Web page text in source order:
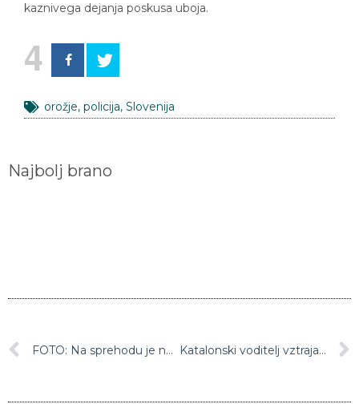
kaznivega dejanja poskusa uboja.
4
orožje, policija, Slovenija
Najbolj brano
FOTO: Na sprehodu je naš bralec naletel na grozljiv prizor Katalonski voditelj vztraja pri načrtu razglasitve neodvisnosti